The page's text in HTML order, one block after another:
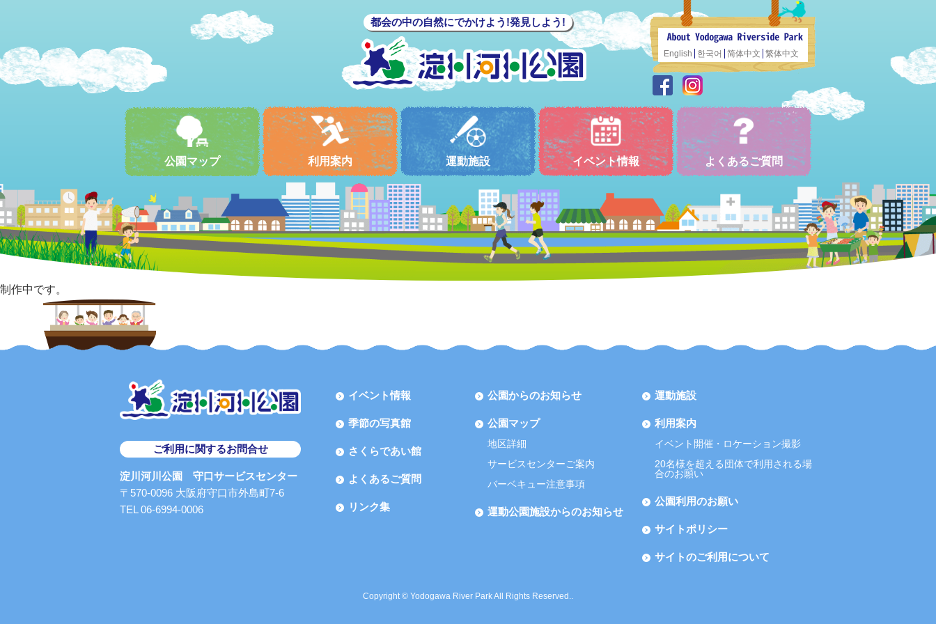
都会の中の自然にでかけよう!発見しよう!
English 한국어 简体中文 繁体中文
公園マップ 利用案内 運動施設 イベント情報 よくあるご質問
制作中です。
ご利用に関するお問合せ
淀川河川公園 守口サービスセンター
〒570-0096 大阪府守口市外島町7-6
TEL 06-6994-0006
イベント情報
季節の写真館
さくらであい館
よくあるご質問
リンク集
公園からのお知らせ
公園マップ
地区詳細
サービスセンターご案内
バーベキュー注意事項
運動公園施設からのお知らせ
運動施設
利用案内
イベント開催・ロケーション撮影
20名様を超える団体で利用される場
合のお願い
公園利用のお願い
サイトポリシー
サイトのご利用について
Copyright © Yodogawa River Park All Rights Reserved..